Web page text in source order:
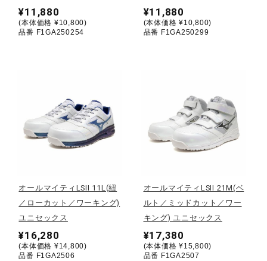
健康／エクササイズ
コラボ／ライセンス
その他
¥11,880
(本体価格 ¥10,800)
品番 F1GA250254
¥11,880
(本体価格 ¥10,800)
品番 F1GA250299
オールマイティLSII 11L(紐
／ローカット／ワーキング)
ユニセックス
¥16,280
(本体価格 ¥14,800)
品番 F1GA2506
オールマイティLSII 21M(ベ
ルト／ミッドカット／ワー
キング) ユニセックス
¥17,380
(本体価格 ¥15,800)
品番 F1GA2507